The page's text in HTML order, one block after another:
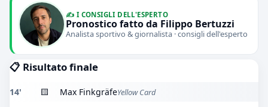
✍️ I CONSIGLI DELL'ESPERTO
Pronostico fatto da Filippo Bertuzzi
Analista sportivo & giornalista · consigli dell'esperto
📋 Risultato finale
14' 🟨 Max FinkgräfeYellow Card